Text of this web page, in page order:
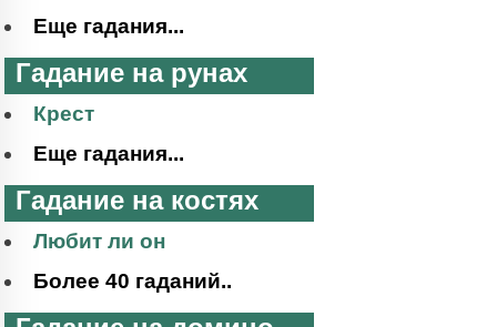
Еще гадания...
Гадание на рунах
Крест
Еще гадания...
Гадание на костях
Любит ли он
Более 40 гаданий..